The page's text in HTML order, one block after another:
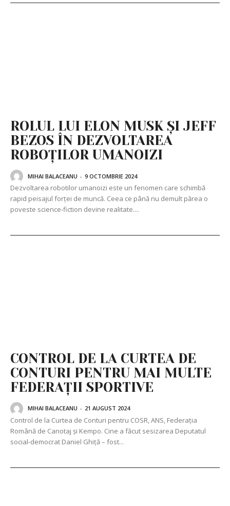
ROLUL LUI ELON MUSK ȘI JEFF
BEZOS ÎN DEZVOLTAREA
ROBOȚILOR UMANOIZI
MIHAI BALACEANU - 9 OCTOMBRIE 2024
Dezvoltarea robotilor umanoizi este un fenomen care schimbă
rapid peisajul forței de muncă. Ceea ce până nu demult părea o
poveste science-fiction devine realitate....
CONTROL DE LA CURTEA DE
CONTURI PENTRU MAI MULTE
FEDERAȚII SPORTIVE
MIHAI BALACEANU - 21 AUGUST 2024
Control de la Curtea de Conturi pentru COSR, ANS, Federația
Română de Canotaj și Kempo. Cine a făcut sesizarea Deputatul
social-democrat Daniel Ghiță – fost...